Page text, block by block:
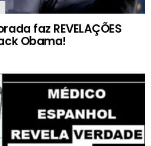
faz REVELAÇÕES
Obama!